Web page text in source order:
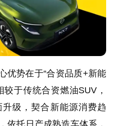
优势在于“合资品质+新能
于传统合资燃油SUV，
级，契合新能源消费趋
依托日产成熟造车体系，